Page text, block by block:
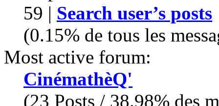
59 | Search user’s posts
(0.15% de tous les
Most active forum:
CinémathèQ'
(23 Posts / 38.98% des